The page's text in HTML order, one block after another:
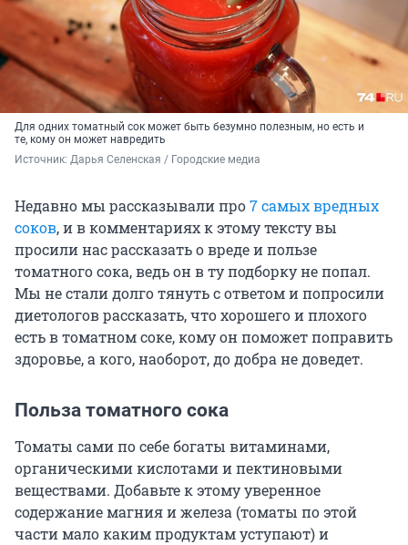
Для одних томатный сок может быть безумно полезным, но есть и
те, кому он может навредить
Источник: Дарья Селенская / Городские медиа
Недавно мы рассказывали про7 самых вредных
соков, и в комментариях к этому тексту вы
просили нас рассказать о вреде и пользе
томатного сока, ведь он в ту подборку не попал.
Мы не стали долго тянуть с ответом и попросили
диетологов рассказать, что хорошего и плохого
есть в томатном соке, кому он поможет поправить
здоровье, а кого, наоборот, до добра не доведет.
Польза томатного сока
Томаты сами по себе богаты витаминами,
органическими кислотами и пектиновыми
веществами. Добавьте к этому уверенное
содержание магния и железа (томаты по этой
части мало каким продуктам уступают) и